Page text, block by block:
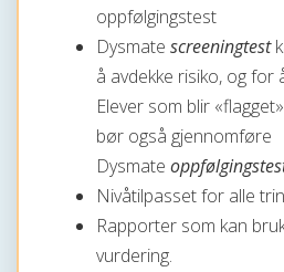
oppfølgingstest
Dysmate screeningtest
å avdekke risiko, og for
Elever som blir
bør også gjennomføre
Dysmate
Nivåtilpasset for alle
Rapporter som kan
vurdering.